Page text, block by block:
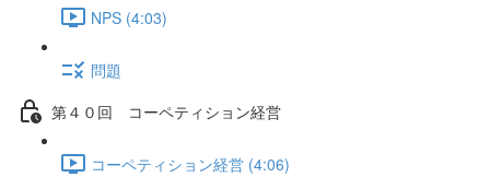
NPS (4:03)
問題
第４０回 コーペティション経営
コーペティション経営 (4:06)